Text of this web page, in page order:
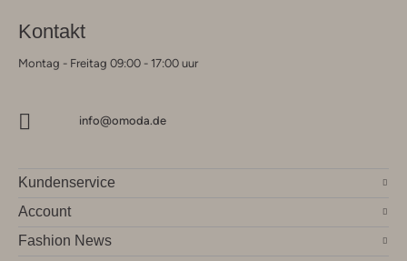
Kontakt
Montag - Freitag 09:00 - 17:00 uur
info@omoda.de
Kundenservice
Account
Fashion News